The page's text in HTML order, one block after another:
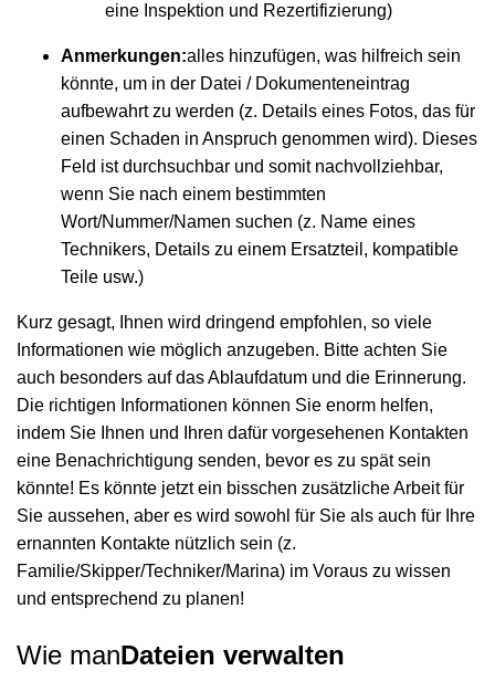
eine Inspektion und Rezertifizierung)
Anmerkungen:alles hinzufügen, was hilfreich sein
könnte, um in der Datei / Dokumenteneintrag
aufbewahrt zu werden (z. Details eines Fotos, das für
einen Schaden in Anspruch genommen wird). Dieses
Feld ist durchsuchbar und somit nachvollziehbar,
wenn Sie nach einem bestimmten
Wort/Nummer/Namen suchen (z. Name eines
Technikers, Details zu einem Ersatzteil, kompatible
Teile usw.)
Kurz gesagt, Ihnen wird dringend empfohlen, so viele
Informationen wie möglich anzugeben. Bitte achten Sie
auch besonders auf das Ablaufdatum und die Erinnerung.
Die richtigen Informationen können Sie enorm helfen,
indem Sie Ihnen und Ihren dafür vorgesehenen Kontakten
eine Benachrichtigung senden, bevor es zu spät sein
könnte! Es könnte jetzt ein bisschen zusätzliche Arbeit für
Sie aussehen, aber es wird sowohl für Sie als auch für Ihre
ernannten Kontakte nützlich sein (z.
Familie/Skipper/Techniker/Marina) im Voraus zu wissen
und entsprechend zu planen!
Wie manDateien verwalten